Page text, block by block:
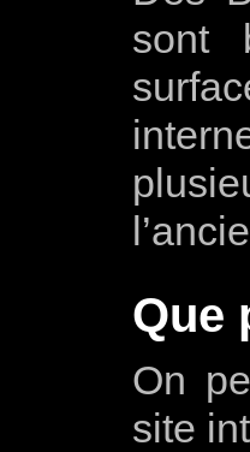
sont
Que
On
site